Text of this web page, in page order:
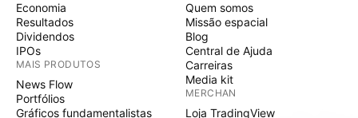
Economia
Resultados
Dividendos
IPOs
MAIS PRODUTOS
News Flow
Portfólios
Gráficos fundamentalistas
Quem somos
Missão espacial
Blog
Central de Ajuda
Carreiras
Media kit
MERCHAN
Loja TradingView